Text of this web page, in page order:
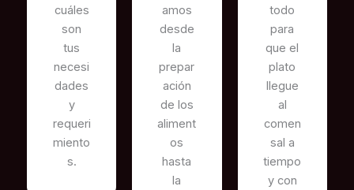
cuáles
son
tus
necesi
dades
y
requeri
miento
s.
amos
desde
la
prepar
ación
de los
aliment
os
hasta
la
todo
para
que el
plato
llegue
al
comen
sal a
tiempo
y con